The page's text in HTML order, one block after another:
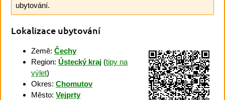
ubytování.
Lokalizace ubytování
Země: Čechy
Region: Ústecký kraj (tipy na
výlet)
Okres: Chomutov
Město: Vejprty